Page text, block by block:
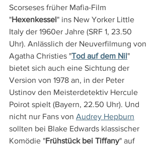
Scorseses früher Mafia-Film
"Hexenkessel" ins New Yorker Little
Italy der 1960er Jahre (SRF 1, 23.50
Uhr). Anlässlich der Neuverfilmung von
Agatha Christies "Tod auf dem Nil"
bietet sich auch eine Sichtung der
Version von 1978 an, in der Peter
Ustinov den Meisterdetektiv Hercule
Poirot spielt (Bayern, 22.50 Uhr). Und
nicht nur Fans von Audrey Hepburn
sollten bei Blake Edwards klassischer
Komödie "Frühstück bei Tiffany" auf